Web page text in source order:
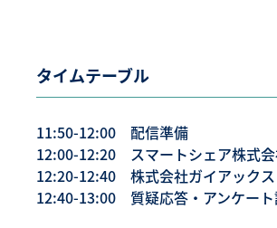
タイムテーブル
11:50-12:00 配信準備
12:00-12:20 スマートシェア株式
12:20-12:40 株式会社ガイアックス
12:40-13:00 質疑応答・アンケート